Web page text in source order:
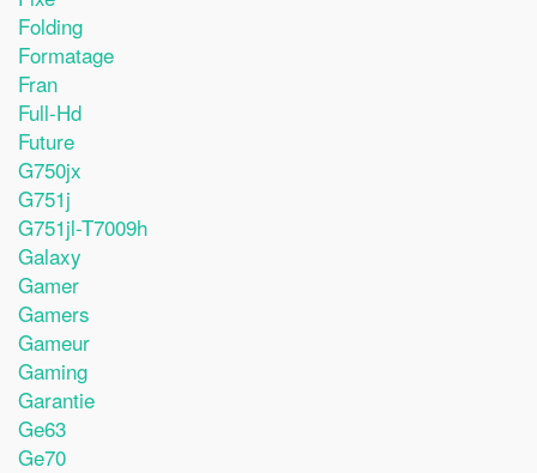
Folding
Formatage
Fran
Full-Hd
Future
G750jx
G751j
G751jl-T7009h
Galaxy
Gamer
Gamers
Gameur
Gaming
Garantie
Ge63
Ge70